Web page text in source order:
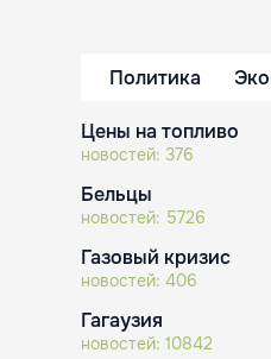
Политика
Цены на топливо
новостей: 376
Бельцы
новостей: 5726
Газовый кризис
новостей: 406
Гагаузия
новостей: 10842